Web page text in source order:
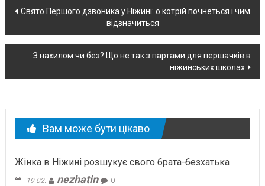
Навігація
по
новині
Свято Першого дзвоника у Ніжині: о котрій почнеться і чим
відзначиться
З нахилом чи без? Що не так з партами для першачків в
ніжинських школах
Вам може бути цікаво
Жінка в Ніжині розшукує свого брата-безхатька
19.02. nezhatin 0